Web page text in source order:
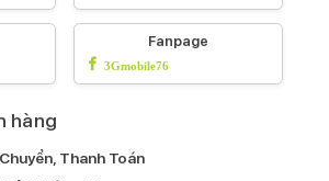
Fanpage
3Gmobile76
hàng
Thanh Toán